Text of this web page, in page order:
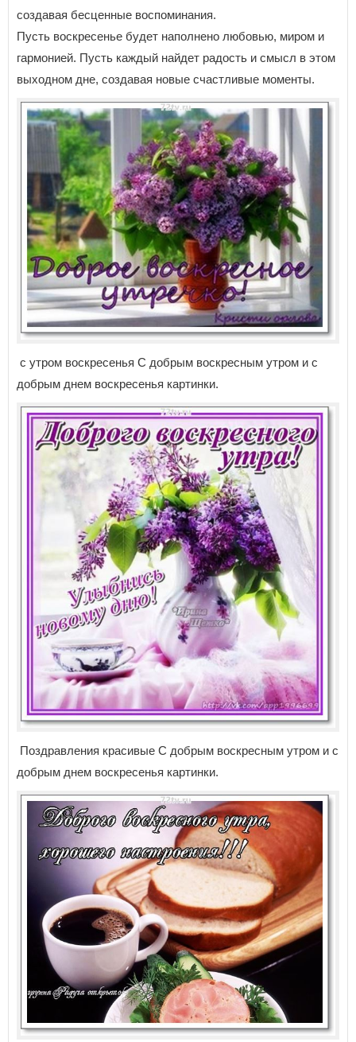
создавая бесценные воспоминания.
Пусть воскресенье будет наполнено любовью, миром и
гармонией. Пусть каждый найдет радость и смысл в этом
выходном дне, создавая новые счастливые моменты.
с утром воскресенья С добрым воскресным утром и с
добрым днем воскресенья картинки.
Поздравления красивые С добрым воскресным утром и с
добрым днем воскресенья картинки.